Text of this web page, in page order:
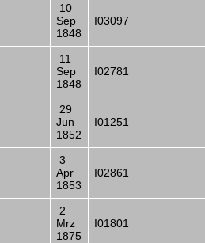
10
Sep
1848
I03097
11
Sep
1848
I02781
29
Jun
1852
I01251
3
Apr
1853
I02861
2
Mrz
1875
I01801